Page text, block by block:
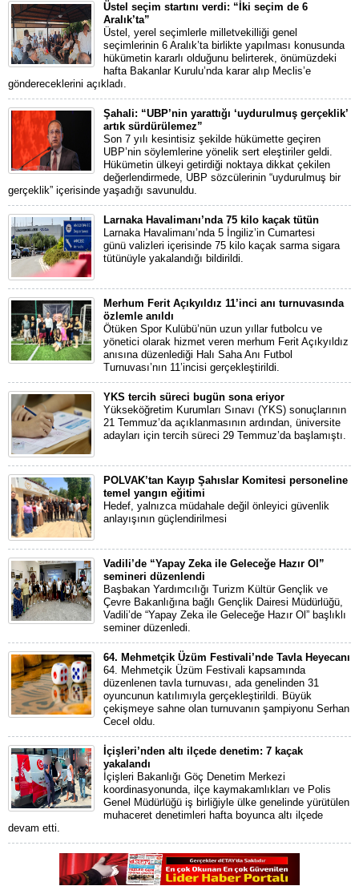
Üstel seçim startını verdi: “İki seçim de 6
Aralık’ta”
Üstel, yerel seçimlerle milletvekilliği genel
seçimlerinin 6 Aralık’ta birlikte yapılması konusunda
hükümetin kararlı olduğunu belirterek, önümüzdeki
hafta Bakanlar Kurulu’nda karar alıp Meclis’e
göndereceklerini açıkladı.
Şahali: “UBP’nin yarattığı ‘uydurulmuş gerçeklik’
artık sürdürülemez”
Son 7 yılı kesintisiz şekilde hükümette geçiren
UBP’nin söylemlerine yönelik sert eleştiriler geldi.
Hükümetin ülkeyi getirdiği noktaya dikkat çekilen
değerlendirmede, UBP sözcülerinin “uydurulmuş bir
gerçeklik” içerisinde yaşadığı savunuldu.
Larnaka Havalimanı’nda 75 kilo kaçak tütün
Larnaka Havalimanı’nda 5 İngiliz’in Cumartesi
günü valizleri içerisinde 75 kilo kaçak sarma sigara
tütünüyle yakalandığı bildirildi.
Merhum Ferit Açıkyıldız 11’inci anı turnuvasında
özlemle anıldı
Ötüken Spor Kulübü’nün uzun yıllar futbolcu ve
yönetici olarak hizmet veren merhum Ferit Açıkyıldız
anısına düzenlediği Halı Saha Anı Futbol
Turnuvası’nın 11’incisi gerçekleştirildi.
YKS tercih süreci bugün sona eriyor
Yükseköğretim Kurumları Sınavı (YKS) sonuçlarının
21 Temmuz’da açıklanmasının ardından, üniversite
adayları için tercih süreci 29 Temmuz’da başlamıştı.
POLVAK’tan Kayıp Şahıslar Komitesi personeline
temel yangın eğitimi
Hedef, yalnızca müdahale değil önleyici güvenlik
anlayışının güçlendirilmesi
Vadili’de “Yapay Zeka ile Geleceğe Hazır Ol”
semineri düzenlendi
Başbakan Yardımcılığı Turizm Kültür Gençlik ve
Çevre Bakanlığına bağlı Gençlik Dairesi Müdürlüğü,
Vadili’de “Yapay Zeka ile Geleceğe Hazır Ol” başlıklı
seminer düzenledi.
64. Mehmetçik Üzüm Festivali’nde Tavla Heyecanı
64. Mehmetçik Üzüm Festivali kapsamında
düzenlenen tavla turnuvası, ada genelinden 31
oyuncunun katılımıyla gerçekleştirildi. Büyük
çekişmeye sahne olan turnuvanın şampiyonu Serhan
Cecel oldu.
İçişleri’nden altı ilçede denetim: 7 kaçak
yakalandı
İçişleri Bakanlığı Göç Denetim Merkezi
koordinasyonunda, ilçe kaymakamlıkları ve Polis
Genel Müdürlüğü iş birliğiyle ülke genelinde yürütülen
muhaceret denetimleri hafta boyunca altı ilçede
devam etti.